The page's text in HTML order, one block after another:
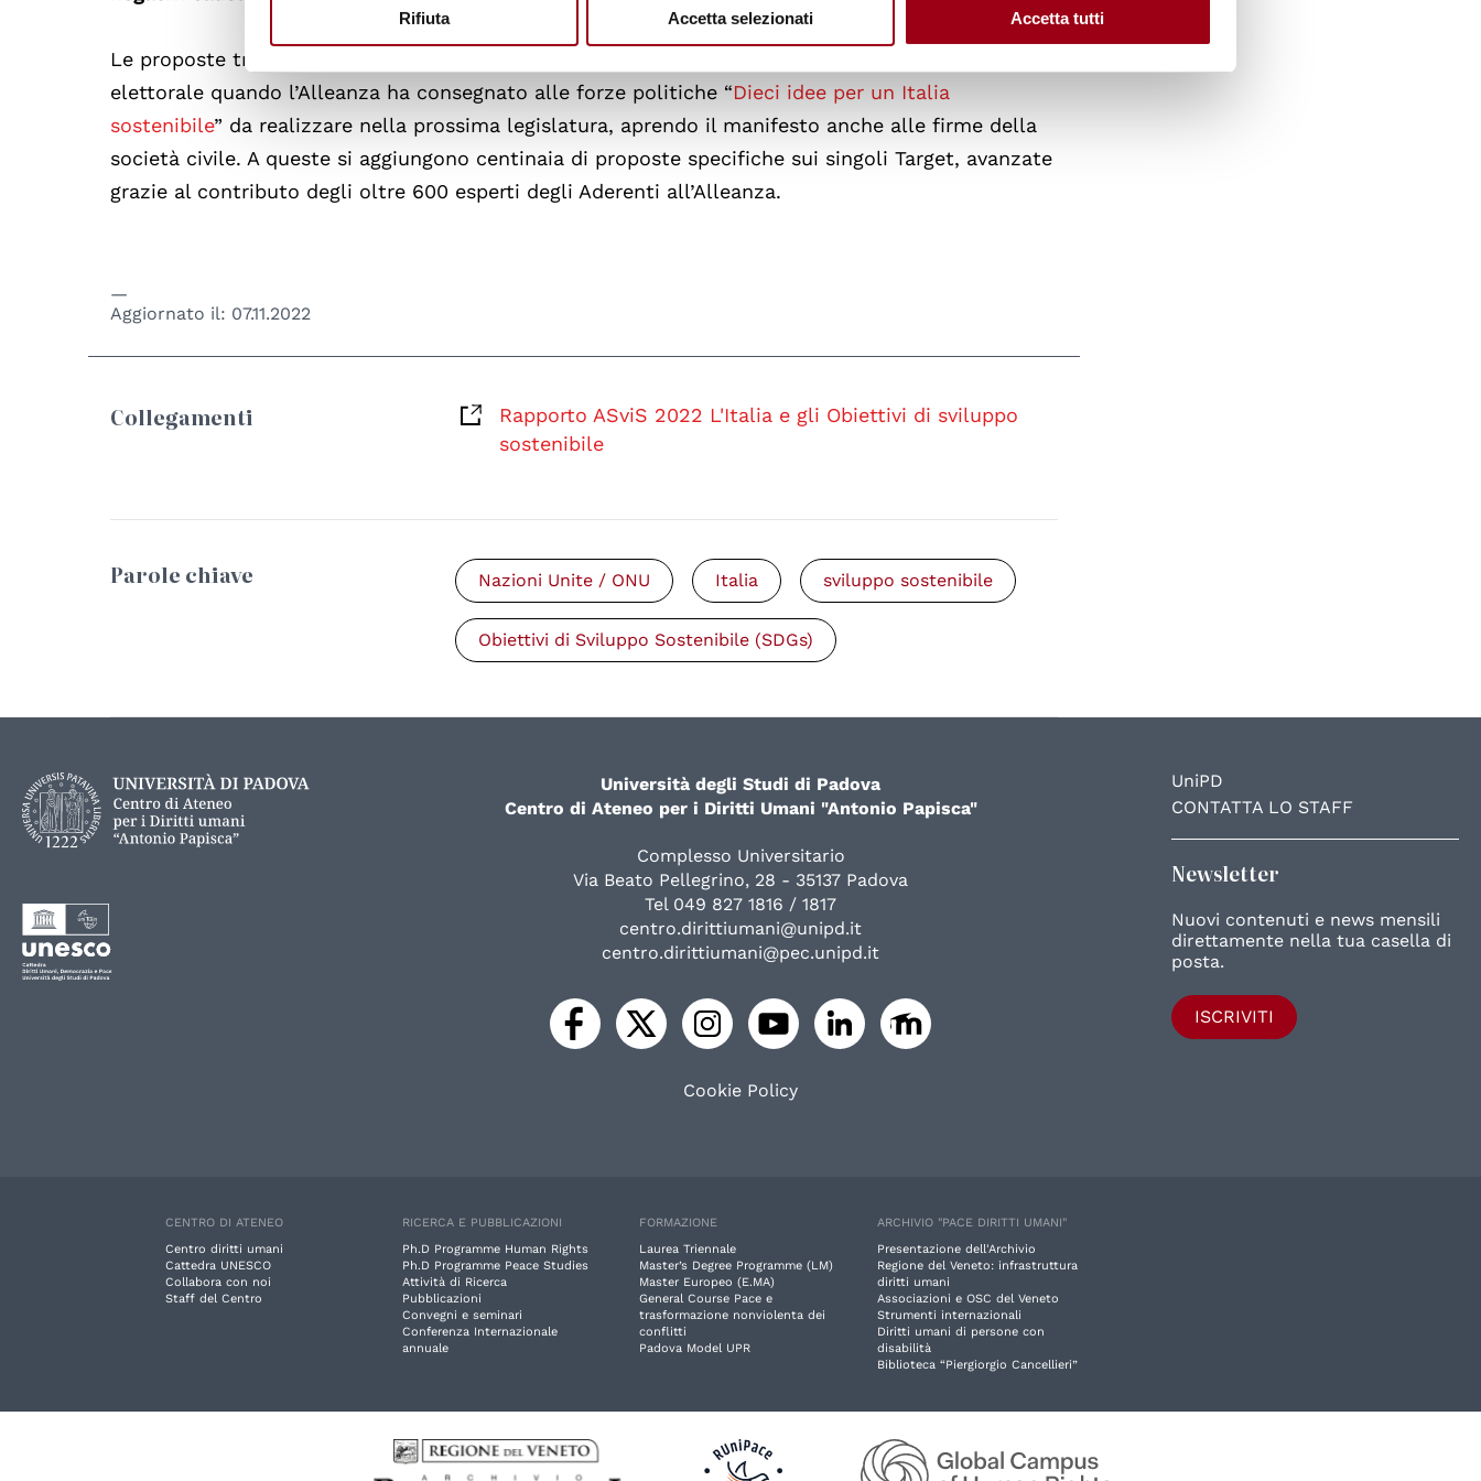
Rifiuta Accetta selezionati Accetta tutti
Le proposte trasversali avanzate nel Rapporto sono quelle formulate durante la campagna
elettorale quando l’Alleanza ha consegnato alle forze politiche “Dieci idee per un Italia
sostenibile” da realizzare nella prossima legislatura, aprendo il manifesto anche alle firme della
società civile. A queste si aggiungono centinaia di proposte specifiche sui singoli Target, avanzate
grazie al contributo degli oltre 600 esperti degli Aderenti all’Alleanza.
Aggiornato il: 07.11.2022
Collegamenti
Rapporto ASviS 2022 L'Italia e gli Obiettivi di sviluppo
sostenibile
Parole chiave Nazioni Unite / ONU Italia sviluppo sostenibile
Obiettivi di Sviluppo Sostenibile (SDGs)
UniPD
CONTATTA LO STAFF
Newsletter
Nuovi contenuti e news mensili
direttamente nella tua casella di
posta.
ISCRIVITI
Università degli Studi di Padova
Centro di Ateneo per i Diritti Umani "Antonio Papisca"
Complesso Universitario
Via Beato Pellegrino, 28 - 35137 Padova
Tel 049 827 1816 / 1817
centro.dirittiumani@unipd.it
centro.dirittiumani@pec.unipd.it
Cookie Policy
CENTRO DI ATENEO
Centro diritti umani
Cattedra UNESCO
Collabora con noi
Staff del Centro
RICERCA E PUBBLICAZIONI
Ph.D Programme Human Rights
Ph.D Programme Peace Studies
Attività di Ricerca
Pubblicazioni
Convegni e seminari
Conferenza Internazionale
annuale
FORMAZIONE
Laurea Triennale
Master’s Degree Programme (LM)
Master Europeo (E.MA)
General Course Pace e
trasformazione nonviolenta dei
conflitti
Padova Model UPR
ARCHIVIO "PACE DIRITTI UMANI"
Presentazione dell'Archivio
Regione del Veneto: infrastruttura
diritti umani
Associazioni e OSC del Veneto
Strumenti internazionali
Diritti umani di persone con
disabilità
Biblioteca “Piergiorgio Cancellieri”